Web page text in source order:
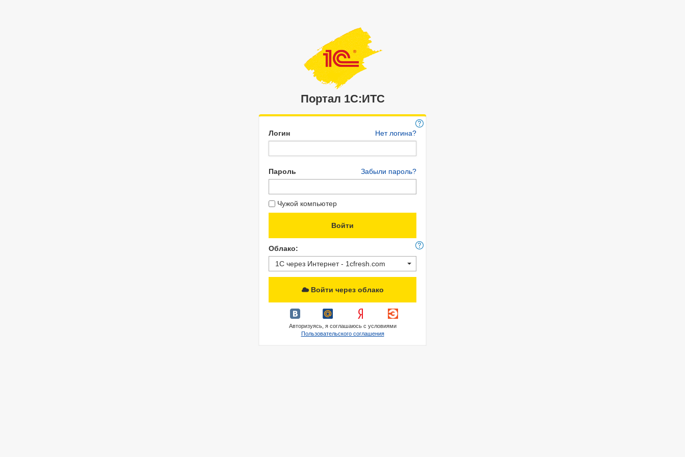
Портал 1C:ИТС
Логин Нет логина?
Пароль Забыли пароль?
Чужой компьютер
Облако:
1С через Интернет - 1cfresh.com
Войти через облако
Авторизуясь, я соглашаюсь с условиями
Пользовательского соглашения